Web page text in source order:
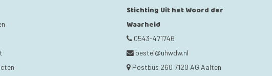
Stichting Uit het Woord der
Waarheid
0543-471746
bestel@uhwdw.nl
Postbus 260 7120 AG Aalten